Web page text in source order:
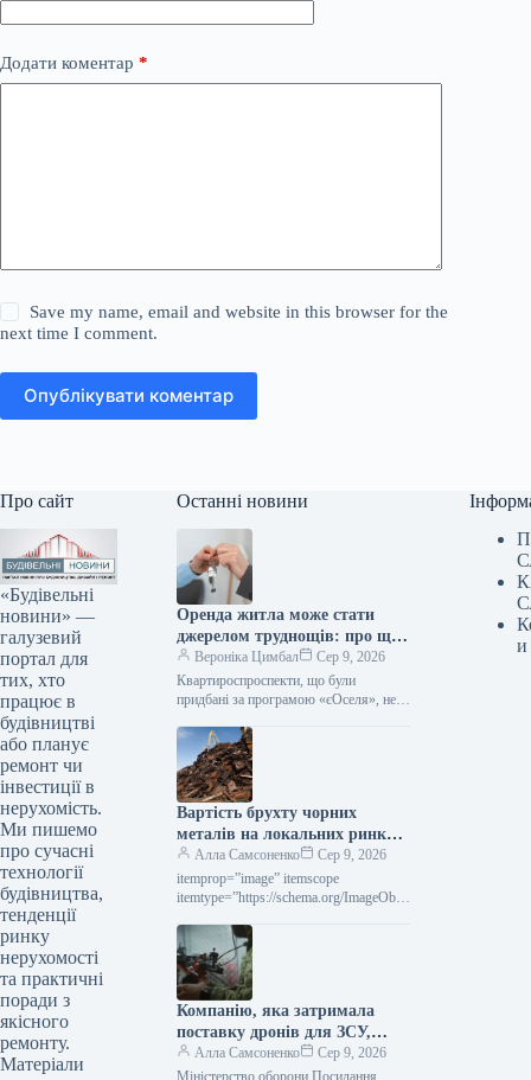
Додати коментар *
Save my name, email and website in this browser for the
next time I comment.
Опублікувати коментар
Про сайт
«Будівельні
новини» —
галузевий
портал для
тих, хто
працює в
будівництві
або планує
ремонт чи
інвестиції в
нерухомість.
Ми пишемо
про сучасні
технології
будівництва,
тенденції
ринку
нерухомості
та практичні
поради з
якісного
ремонту.
Матеріали
Останні новини
Оренда житла може стати
джерелом труднощів: про що
слід пам’ятати учасникам
програми «єОселя»
Вероніка Цимбал
Сер 9, 2026
Квартироспроспeкти, що були
придбані за програмою «єОселя», не
таке житло в оренду. Поки позика не
буде…
Вартість брухту чорних
металів на локальних ринках
у липні впала на 10–30
доларів за тонну.
Алла Самсоненко
Сер 9, 2026
itemprop=”image” itemscope
itemtype=”https://schema.org/ImageObje
Брухт Новини Світовий ринок вартість
брухту Друк 109 09 Серпня 2026
Вартість металобрухту на
регіональних…
Компанію, яка затримала
поставку дронів для ЗСУ,
оштрафували на 25
мільйонів.
Алла Самсоненко
Сер 9, 2026
и